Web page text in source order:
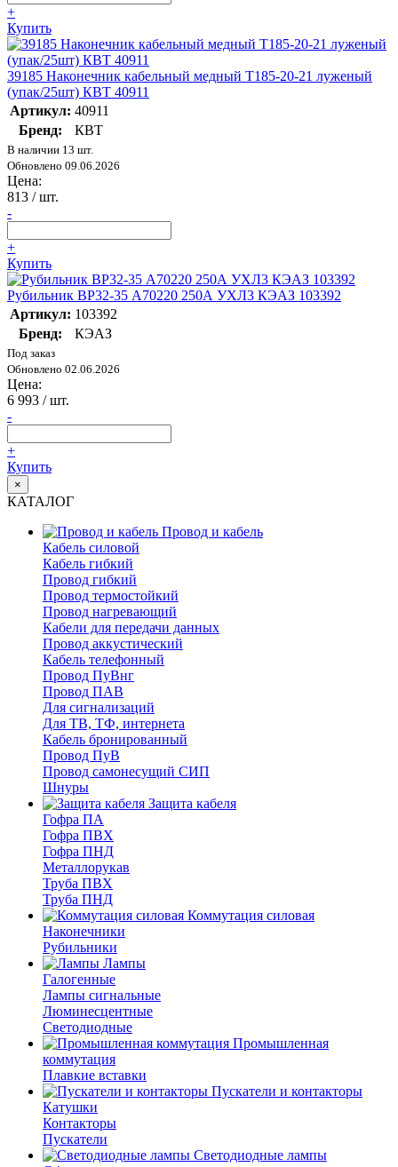
+
Купить
39185 Наконечник кабельный медный Т185-20-21 луженый
(упак/25шт) КВТ 40911
Артикул: 40911
Бренд:
КВТ
В наличии 13 шт.
Обновлено 09.06.2026
Цена:
813 / шт.
-
+
Купить
Рубильник ВР32-35 А70220 250А УХЛ3 КЭАЗ 103392
Артикул: 103392
Бренд:
КЭАЗ
Под заказ
Обновлено 02.06.2026
Цена:
6 993 / шт.
-
+
Купить
×
КАТАЛОГ
Провод и кабель
Кабель силовой
Кабель гибкий
Провод гибкий
Провод термостойкий
Провод нагревающий
Кабели для передачи данных
Провод аккустический
Кабель телефонный
Провод ПуВнг
Провод ПАВ
Для сигнализаций
Для ТВ, ТФ, интернета
Кабель бронированный
Провод ПуВ
Провод самонесущий СИП
Шнуры
Защита кабеля
Гофра ПА
Гофра ПВХ
Гофра ПНД
Металлорукав
Труба ПВХ
Труба ПНД
Коммутация силовая
Наконечники
Рубильники
Лампы
Галогенные
Лампы сигнальные
Люминесцентные
Светодиодные
Промышленная
коммутация
Плавкие вставки
Пускатели и контакторы
Катушки
Контакторы
Пускатели
Светодиодные лампы